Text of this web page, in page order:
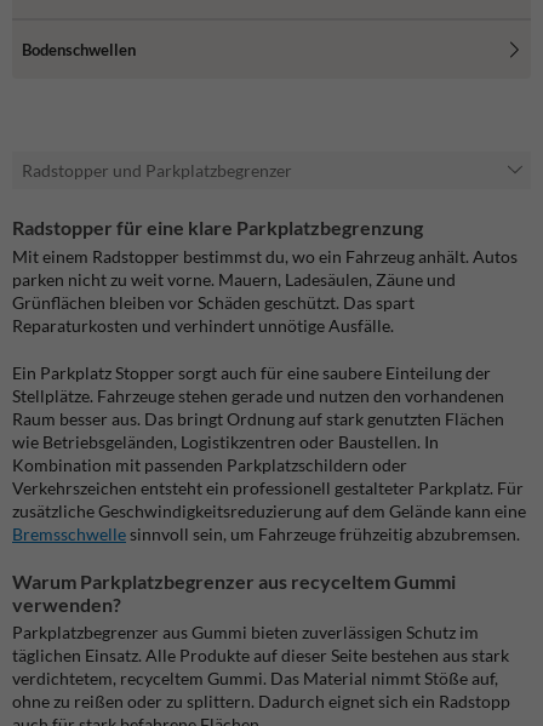
Bodenschwellen
Radstopper und Parkplatzbegrenzer
Radstopper für eine klare Parkplatzbegrenzung
Mit einem Radstopper bestimmst du, wo ein Fahrzeug anhält. Autos
parken nicht zu weit vorne. Mauern, Ladesäulen, Zäune und
Grünflächen bleiben vor Schäden geschützt. Das spart
Reparaturkosten und verhindert unnötige Ausfälle.
Ein Parkplatz Stopper sorgt auch für eine saubere Einteilung der
Stellplätze. Fahrzeuge stehen gerade und nutzen den vorhandenen
Raum besser aus. Das bringt Ordnung auf stark genutzten Flächen
wie Betriebsgeländen, Logistikzentren oder Baustellen. In
Kombination mit passenden Parkplatzschildern oder
Verkehrszeichen entsteht ein professionell gestalteter Parkplatz. Für
zusätzliche Geschwindigkeitsreduzierung auf dem Gelände kann eine
Bremsschwellesinnvoll sein, um Fahrzeuge frühzeitig abzubremsen.
Warum Parkplatzbegrenzer aus recyceltem Gummi
verwenden?
Parkplatzbegrenzer aus Gummi bieten zuverlässigen Schutz im
täglichen Einsatz. Alle Produkte auf dieser Seite bestehen aus stark
verdichtetem, recyceltem Gummi. Das Material nimmt Stöße auf,
ohne zu reißen oder zu splittern. Dadurch eignet sich ein Radstopp